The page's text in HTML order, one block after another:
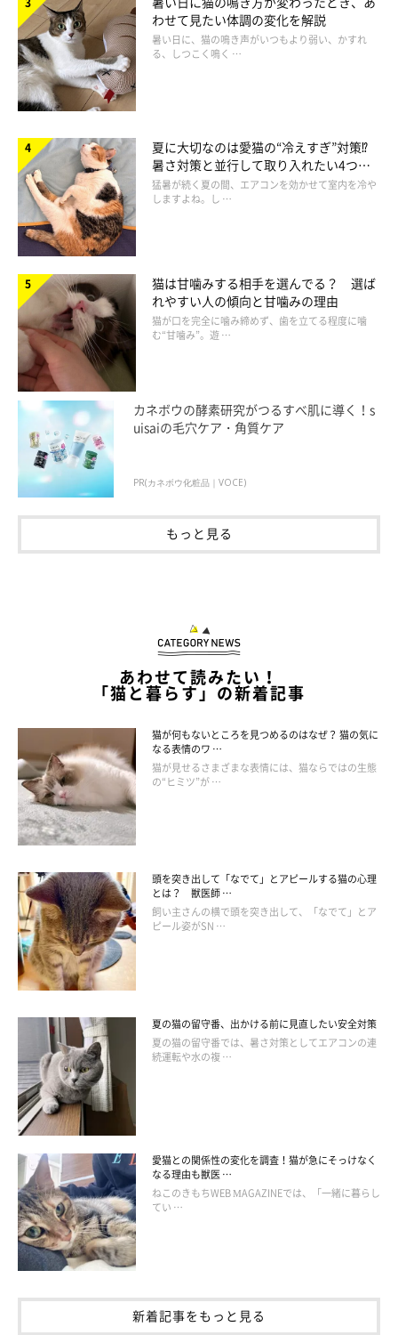
猫が安心して体を預けられるのは、体がぐらぐらしたり落ちそう
になったりしない、安定した抱っこ。猫のお尻を包み込むよう
に、しっかり支えるのがポイントです。
圧迫しない
愛情表現でぎゅっと抱きしめたつもりでも、猫には“体を圧迫さ
れて苦しい”と受け取られてしまいます。抱っこするときは、腕
で猫を圧迫しないことがポイントです。
自由を奪われると、猫は不安やストレスを感じてしまいます。必
要以上に拘束せず、顔や体の向きを変えられる体勢で抱っこする
のがポイントです。
抱っこするタイミングも大切！
わせて見たい体調の変化を解説
暑い日に、猫の鳴き声がいつもより弱い、かすれ
る、しつこく鳴く …
夏に大切なのは愛猫の“冷えすぎ”対策⁉
暑さ対策と並行して取り入れたい4つの
工夫
猛暑が続く夏の間、エアコンを効かせて室内を冷や
しますよね。し …
猫は甘噛みする相手を選んでる？ 選ば
れやすい人の傾向と甘噛みの理由
猫が口を完全に噛み締めず、歯を立てる程度に噛
む“甘噛み”。遊 …
カネボウの酵素研究がつるすべ肌に導く！s
uisaiの毛穴ケア・角質ケア
PR(カネボウ化粧品｜VOCE)
もっと見る
あわせて読みたい！
「猫と暮らす」の新着記事
猫が何もないところを見つめるのはなぜ？ 猫の気に
なる表情のワ …
猫が見せるさまざまな表情には、猫ならではの生態
の“ヒミツ”が …
頭を突き出して「なでて」とアピールする猫の心理
とは？ 獣医師 …
飼い主さんの横で頭を突き出して、「なでて」とア
ピール姿がSN …
夏の猫の留守番、出かける前に見直したい安全対策
夏の猫の留守番では、暑さ対策としてエアコンの連
続運転や水の複 …
愛猫との関係性の変化を調査！猫が急にそっけなく
なる理由も獣医 …
ねこのきもちWEB MAGAZINEでは、「一緒に暮らし
てい …
新着記事をもっと見る